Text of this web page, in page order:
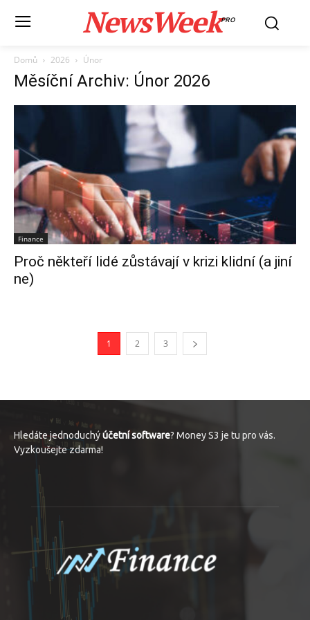
NewsWeekPRO
Domů 2026 Únor
Měsíční Archiv: Únor 2026
Finance
Proč někteří lidé zůstávají v krizi klidní (a jiní
ne)
1 2 3
Hledáte jednoduchýúčetní software? Money S3 je tu pro vás.
Vyzkoušejte zdarma!